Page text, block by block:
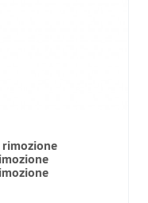
rimozione